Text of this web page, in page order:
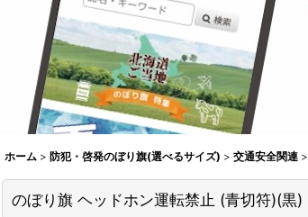
ホーム > 防犯・啓発のぼり旗(選べるサイズ) > 交通安全関連 >
のぼり旗 ヘッドホン運転禁止 (青切符)(黒)